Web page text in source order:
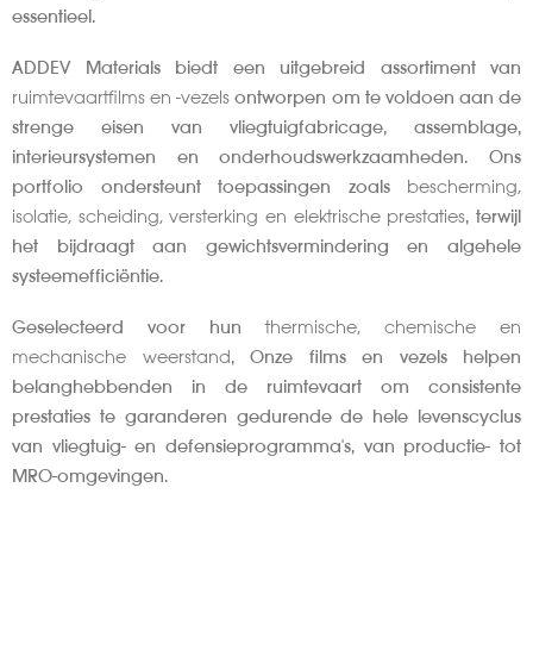
essentieel.
ADDEV Materials biedt een uitgebreid assortiment van
ruimtevaartfilms en -vezels ontworpen om te voldoen aan de
strenge eisen van vliegtuigfabricage, assemblage,
interieursystemen en onderhoudswerkzaamheden. Ons
portfolio ondersteunt toepassingen zoals
bescherming,
isolatie, scheiding, versterking en elektrische prestaties, terwijl
het bijdraagt aan gewichtsvermindering en algehele
systeemefficiëntie.
Geselecteerd voor hunthermische, chemische en
mechanische weerstand, Onze films en vezels helpen
belanghebbenden in de ruimtevaart om consistente
prestaties te garanderen gedurende de hele levenscyclus
van vliegtuig- en defensieprogramma's, van productie- tot
MRO-omgevingen.